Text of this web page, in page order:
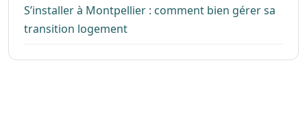
S’installer à Montpellier : comment bien gérer sa
transition logement